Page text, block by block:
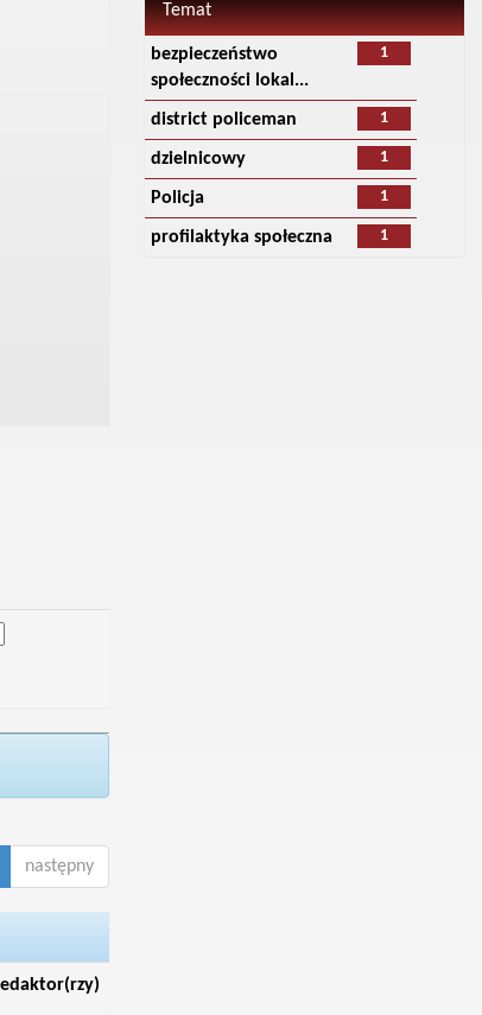
następny
Temat
1
bezpieczeństwo
społeczności lokal...
1
district policeman
1
dzielnicowy
1
Policja
1
profilaktyka społeczna